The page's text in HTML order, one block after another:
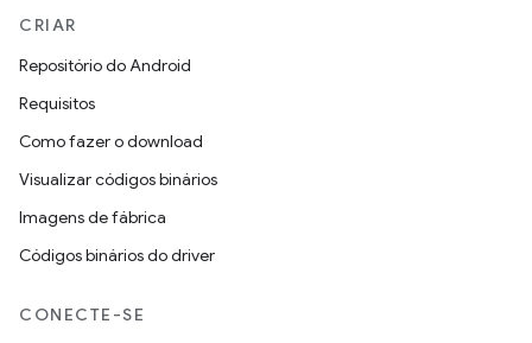
CRIAR
Repositório do Android
Requisitos
Como fazer o download
Visualizar códigos binários
Imagens de fábrica
Códigos binários do driver
CONECTE-SE